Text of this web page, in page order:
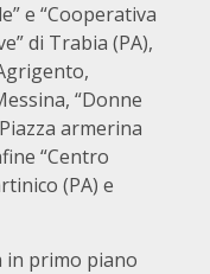
e “Cooperativa
di Trabia (PA),
“Donne
armerina
“Centro
(PA) e
in primo piano